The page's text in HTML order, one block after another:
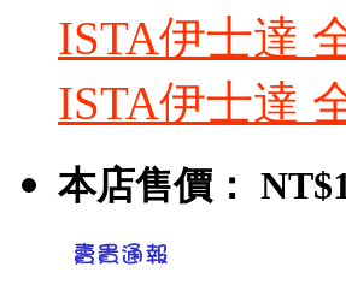
ISTA伊士達
ISTA伊士達
本店售價：